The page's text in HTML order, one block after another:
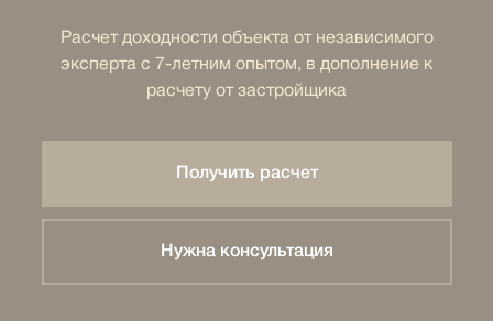
Расчет доходности объекта от независимого
эксперта с 7-летним опытом, в дополнение к
расчету от застройщика
Нужна консультация
Получить расчет